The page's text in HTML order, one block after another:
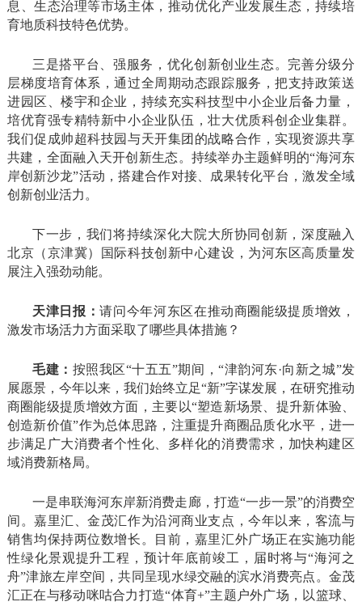
息、生态治理等市场主体，推动优化产业发展生态，持续培
育地质科技特色优势。
三是搭平台、强服务，优化创新创业生态。完善分级分
层梯度培育体系，通过全周期动态跟踪服务，把支持政策送
进园区、楼宇和企业，持续充实科技型中小企业后备力量，
培优育强专精特新中小企业队伍，壮大优质科创企业集群。
我们促成帅超科技园与天开集团的战略合作，实现资源共享
共建，全面融入天开创新生态。持续举办主题鲜明的“海河东
岸创新沙龙”活动，搭建合作对接、成果转化平台，激发全域
创新创业活力。
下一步，我们将持续深化大院大所协同创新，深度融入
北京（京津冀）国际科技创新中心建设，为河东区高质量发
展注入强劲动能。
天津日报：请问今年河东区在推动商圈能级提质增效，
激发市场活力方面采取了哪些具体措施？
毛建： 按照我区“十五五”期间，“津韵河东·向新之城”发
展愿景，今年以来，我们始终立足“新”字谋发展，在研究推动
商圈能级提质增效方面，主要以“塑造新场景、提升新体验、
创造新价值”作为总体思路，注重提升商圈品质化水平，进一
步满足广大消费者个性化、多样化的消费需求，加快构建区
域消费新格局。
一是串联海河东岸新消费走廊，打造“一步一景”的消费空
间。嘉里汇、金茂汇作为沿河商业支点，今年以来，客流与
销售均保持两位数增长。目前，嘉里汇外广场正在实施功能
性绿化景观提升工程，预计年底前竣工，届时将与“海河之
舟”津旅左岸空间，共同呈现水绿交融的滨水消费亮点。金茂
汇正在与移动咪咕合力打造“体育+”主题户外广场，以篮球、